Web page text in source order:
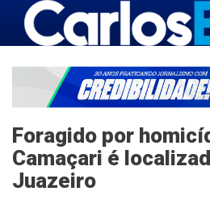
Foragido por
Camaçari é
Juazeiro